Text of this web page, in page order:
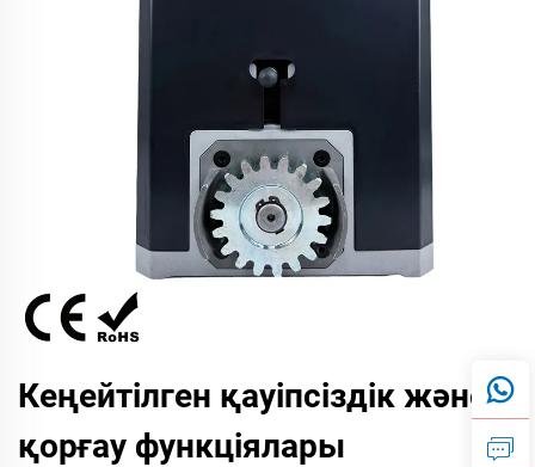
Кеңейтілген қауіпсіздік және
қорғау функціялары